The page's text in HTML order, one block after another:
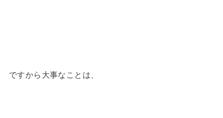
ですから大事なことは、